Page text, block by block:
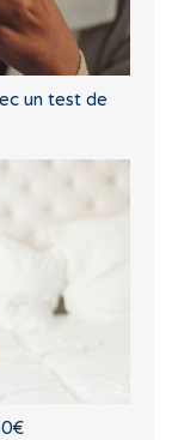
un test de